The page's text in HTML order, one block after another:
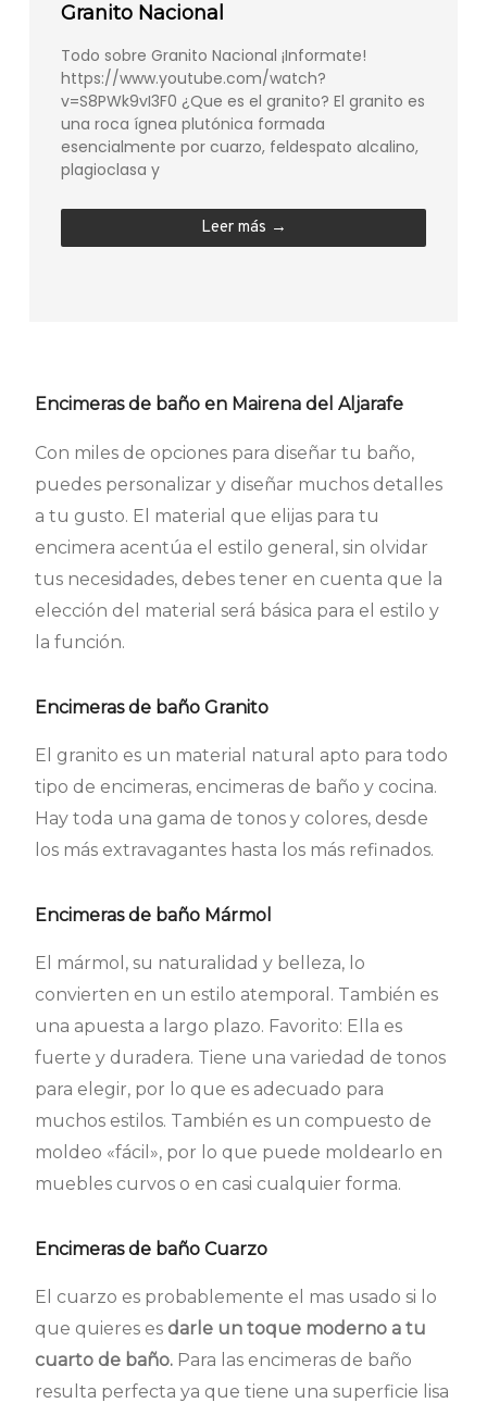
Granito Nacional
Todo sobre Granito Nacional ¡Informate!
https://www.youtube.com/watch?
v=S8PWk9vI3F0 ¿Que es el granito? El granito es
una roca ígnea plutónica formada
esencialmente por cuarzo, feldespato alcalino,
plagioclasa y
Leer más →
Encimeras de baño en Mairena del Aljarafe
Con miles de opciones para diseñar tu baño,
puedes personalizar y diseñar muchos detalles
a tu gusto. El material que elijas para tu
encimera acentúa el estilo general, sin olvidar
tus necesidades, debes tener en cuenta que la
elección del material será básica para el estilo y
la función.
Encimeras de baño Granito
El granito es un material natural apto para todo
tipo de encimeras, encimeras de baño y cocina.
Hay toda una gama de tonos y colores, desde
los más extravagantes hasta los más refinados.
Encimeras de baño Mármol
El mármol, su naturalidad y belleza, lo
convierten en un estilo atemporal. También es
una apuesta a largo plazo. Favorito: Ella es
fuerte y duradera. Tiene una variedad de tonos
para elegir, por lo que es adecuado para
muchos estilos. También es un compuesto de
moldeo «fácil», por lo que puede moldearlo en
muebles curvos o en casi cualquier forma.
Encimeras de baño Cuarzo
El cuarzo es probablemente el mas usado si lo
que quieres es darle un toque moderno a tu
cuarto de baño. Para las encimeras de baño
resulta perfecta ya que tiene una superficie lisa